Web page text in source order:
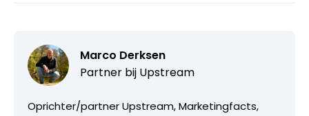
Marco Derksen
Partner bij Upstream
Oprichter/partner Upstream, Marketingfacts,